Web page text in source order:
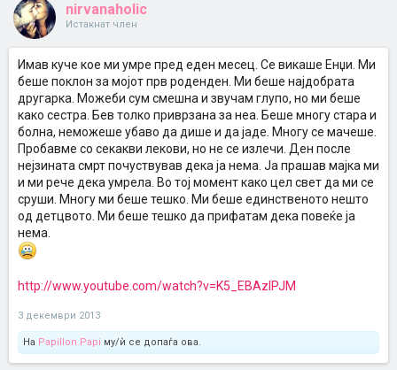
nirvanaholic
Истакнат член
Имав куче кое ми умре пред еден месец. Се викаше Енџи. Ми
беше поклон за мојот прв роденден. Ми беше најдобрата
другарка. Можеби сум смешна и звучам глупо, но ми беше
како сестра. Бев толко приврзана за неа. Беше многу стара и
болна, неможеше убаво да дише и да јаде. Многу се мачеше.
Пробавме со секакви лекови, но не се излечи. Ден после
нејзината смрт почуствував дека ја нема. Ја прашав мајка ми
и ми рече дека умрела. Во тој момент како цел свет да ми се
сруши. Многу ми беше тешко. Ми беше единственото нешто
од детцвото. Ми беше тешко да прифатам дека повеќе ја
нема.
http://www.youtube.com/watch?v=K5_EBAzIPJM
3 декември 2013
На Papillon.Papi му/ѝ се допаѓа ова.